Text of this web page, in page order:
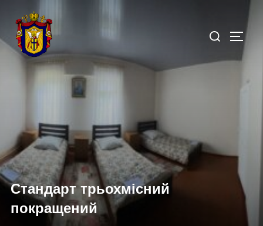
Стандарт трьохмісний
покращений